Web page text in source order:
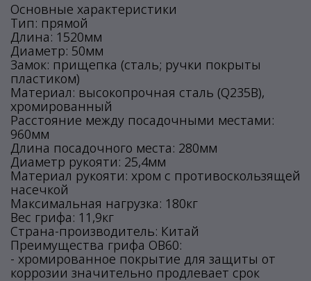
Основные характеристики
Тип: прямой
Длина: 1520мм
Диаметр: 50мм
Замок: прищепка (сталь; ручки покрыты
пластиком)
Материал: высокопрочная сталь (Q235B),
хромированный
Расстояние между посадочными местами:
960мм
Длина посадочного места: 280мм
Диаметр рукояти: 25,4мм
Материал рукояти: хром с противоскользящей
насечкой
Максимальная нагрузка: 180кг
Вес грифа: 11,9кг
Страна-производитель: Китай
Преимущества грифа OB60:
- хромированное покрытие для защиты от
коррозии значительно продлевает срок